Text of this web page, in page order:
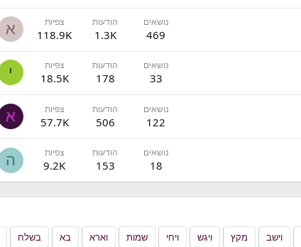
נושאים
469
הודעות
1.3K
צפיות
118.9K א
נושאים
33
הודעות
178
צפיות
18.5K י
נושאים
122
הודעות
506
צפיות
57.7K א
נושאים
18
הודעות
153
צפיות
9.2K ה
וישב מקץ ויגש ויחי שמות וארא בא בשלח